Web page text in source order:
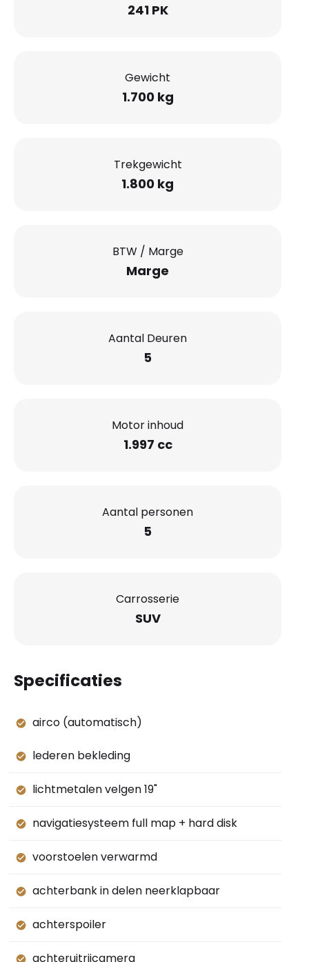
241 PK
Gewicht
1.700 kg
Trekgewicht
1.800 kg
BTW / Marge
Marge
Aantal Deuren
5
Motor inhoud
1.997 cc
Aantal personen
5
Carrosserie
SUV
Specificaties
airco (automatisch)
lederen bekleding
lichtmetalen velgen 19"
navigatiesysteem full map + hard disk
voorstoelen verwarmd
achterbank in delen neerklapbaar
achterspoiler
achteruitrijcamera